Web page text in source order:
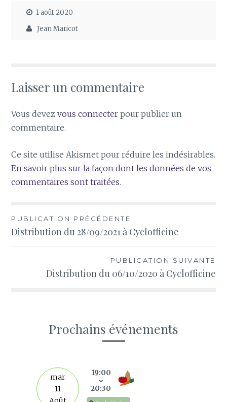
1 août 2020
Jean Maricot
Laisser un commentaire
Vous devezvous connecter pour publier un
commentaire.
Ce site utilise Akismet pour réduire les indésirables.
En savoir plus sur la façon dont les données de vos
commentaires sont traitées.
Navigation
de
PUBLICATION PRÉCÉDENTE
Distribution du 28/09/2021 à Cyclofficine
PUBLICATION SUIVANTE
Distribution du 06/10/2020 à Cyclofficine
Prochains événements
mar
11
19:00
20:30